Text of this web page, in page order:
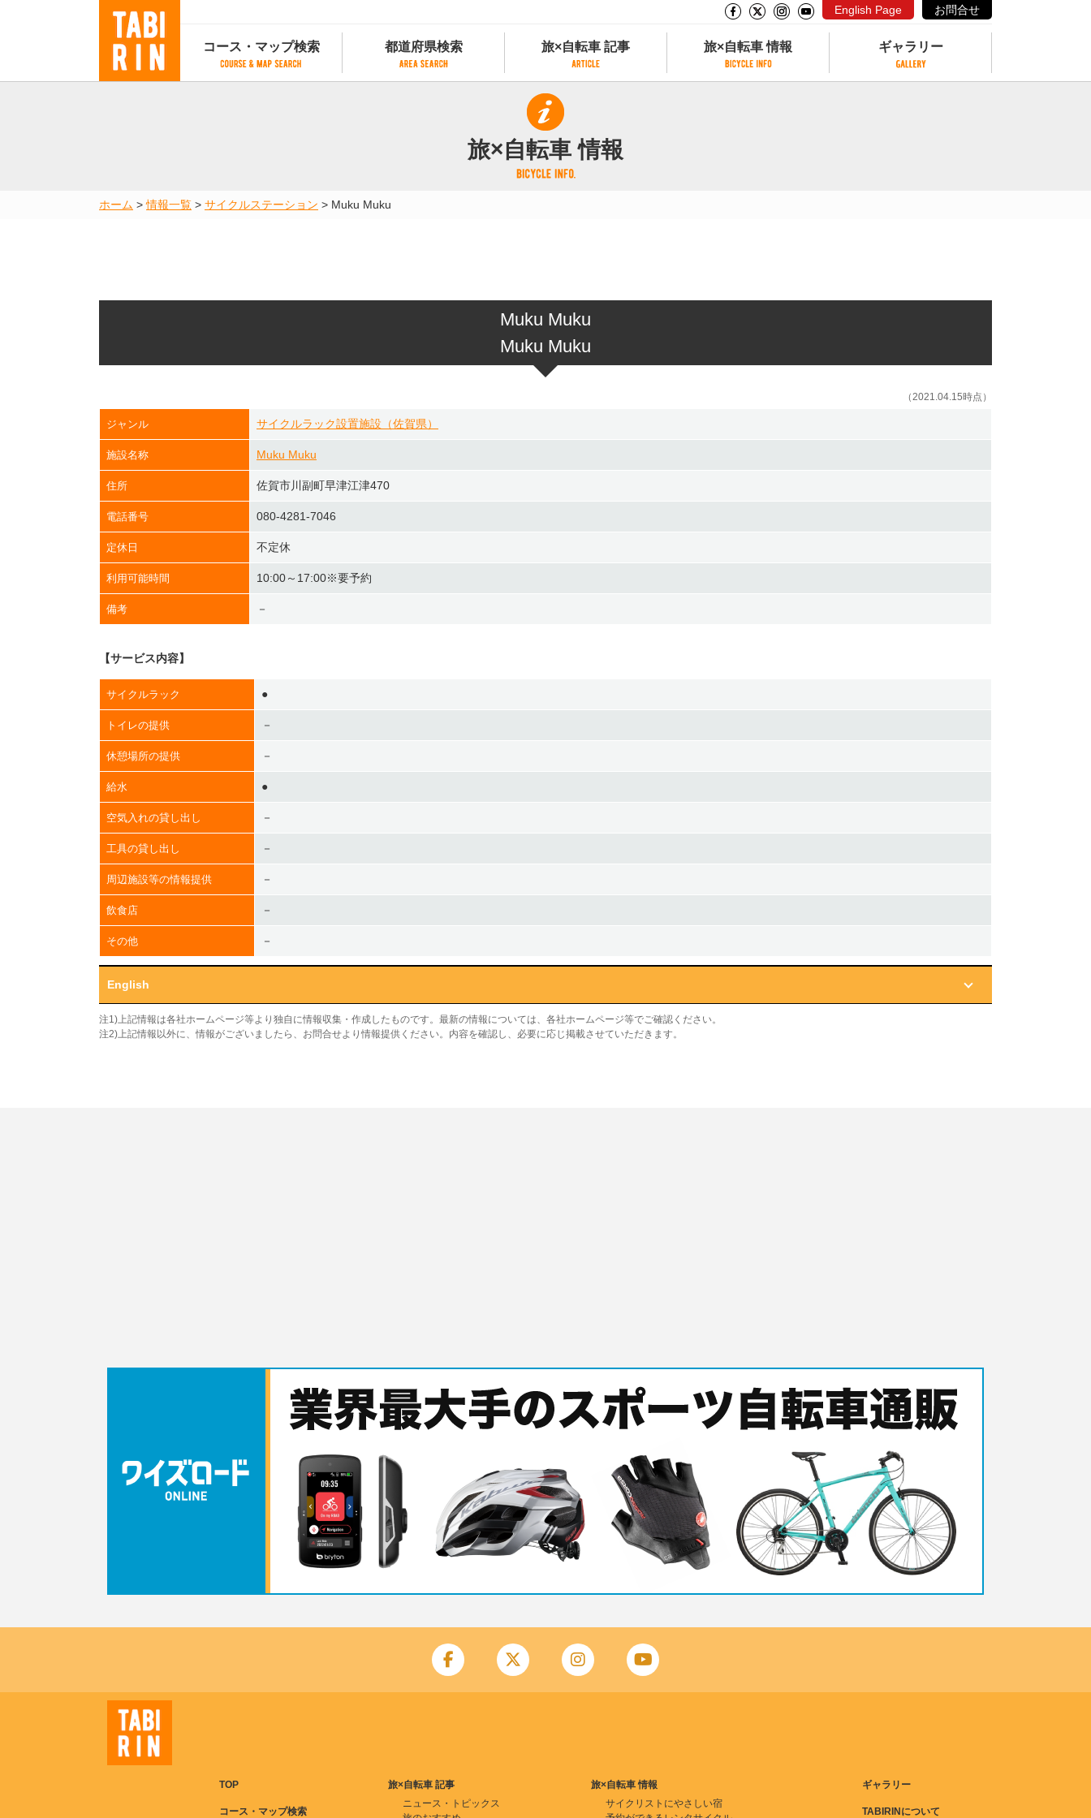
English Page お問合せ
コース・マップ検索
地図から検索
都道府県検索
都道府県別サイクリング情報
都道府県アクセスランキング
旅×自転車 記事
旅×自転車 記事
記事一覧
カテゴリから探す
旅×自転車 情報
サイクリストにやさしい宿
サイクルトレイン
タンデム自転車があるレンタサイクル
ギャラリー
旅×自転車 情報
ホーム >情報一覧 > サイクルステーション > Muku Muku
Muku Muku
Muku Muku
（2021.04.15時点）
ジャンル サイクルラック設置施設（佐賀県）
施設名称 Muku Muku
住所 佐賀市川副町早津江津470
電話番号 080-4281-7046
定休日 不定休
利用可能時間 10:00～17:00※要予約
備考 －
【サービス内容】
サイクルラック ●
トイレの提供 －
休憩場所の提供 －
給水 ●
空気入れの貸し出し －
工具の貸し出し －
周辺施設等の情報提供 －
飲食店 －
その他 －
English
注1)上記情報は各社ホームページ等より独自に情報収集・作成したものです。最新の情報については、各社ホームページ等でご確認ください。
注2)上記情報以外に、情報がございましたら、お問合せより情報提供ください。内容を確認し、必要に応じ掲載させていただきます。
TOP
コース・マップ検索
旅×自転車 記事
ニュース・トピックス
旅×自転車 情報
サイクリストにやさしい宿
ギャラリー
TABIRINについて